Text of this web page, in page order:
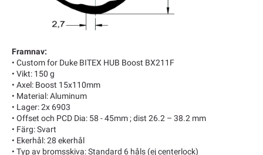
Framnav:
• Custom for Duke BITEX HUB Boost BX211F
• Vikt: 150 g
• Axel: Boost 15x110mm
• Material: Aluminum
• Lager: 2x 6903
• Offset och PCD Dia: 58 - 45mm ; dist 26.2 – 38.2 mm
• Färg: Svart
• Ekerhål: 28 ekerhål
• Typ av bromsskiva: Standard 6 håls (ej centerlock)